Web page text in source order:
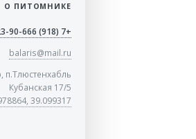
О ПИТОМНИКЕ
+7 (918) 23-90-666
balaris@mail.ru
п.Тлюстенхабль
Кубанская 17/5
39.099317